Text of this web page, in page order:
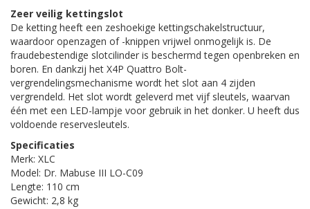
Zeer veilig kettingslot
De ketting heeft een zeshoekige kettingschakelstructuur,
waardoor openzagen of -knippen vrijwel onmogelijk is. De
fraudebestendige slotcilinder is beschermd tegen openbreken en
boren. En dankzij het X4P Quattro Bolt-
vergrendelingsmechanisme wordt het slot aan 4 zijden
vergrendeld. Het slot wordt geleverd met vijf sleutels, waarvan
één met een LED-lampje voor gebruik in het donker. U heeft dus
voldoende reservesleutels.
Specificaties
Merk: XLC
Model: Dr. Mabuse III LO-C09
Lengte: 110 cm
Gewicht: 2,8 kg